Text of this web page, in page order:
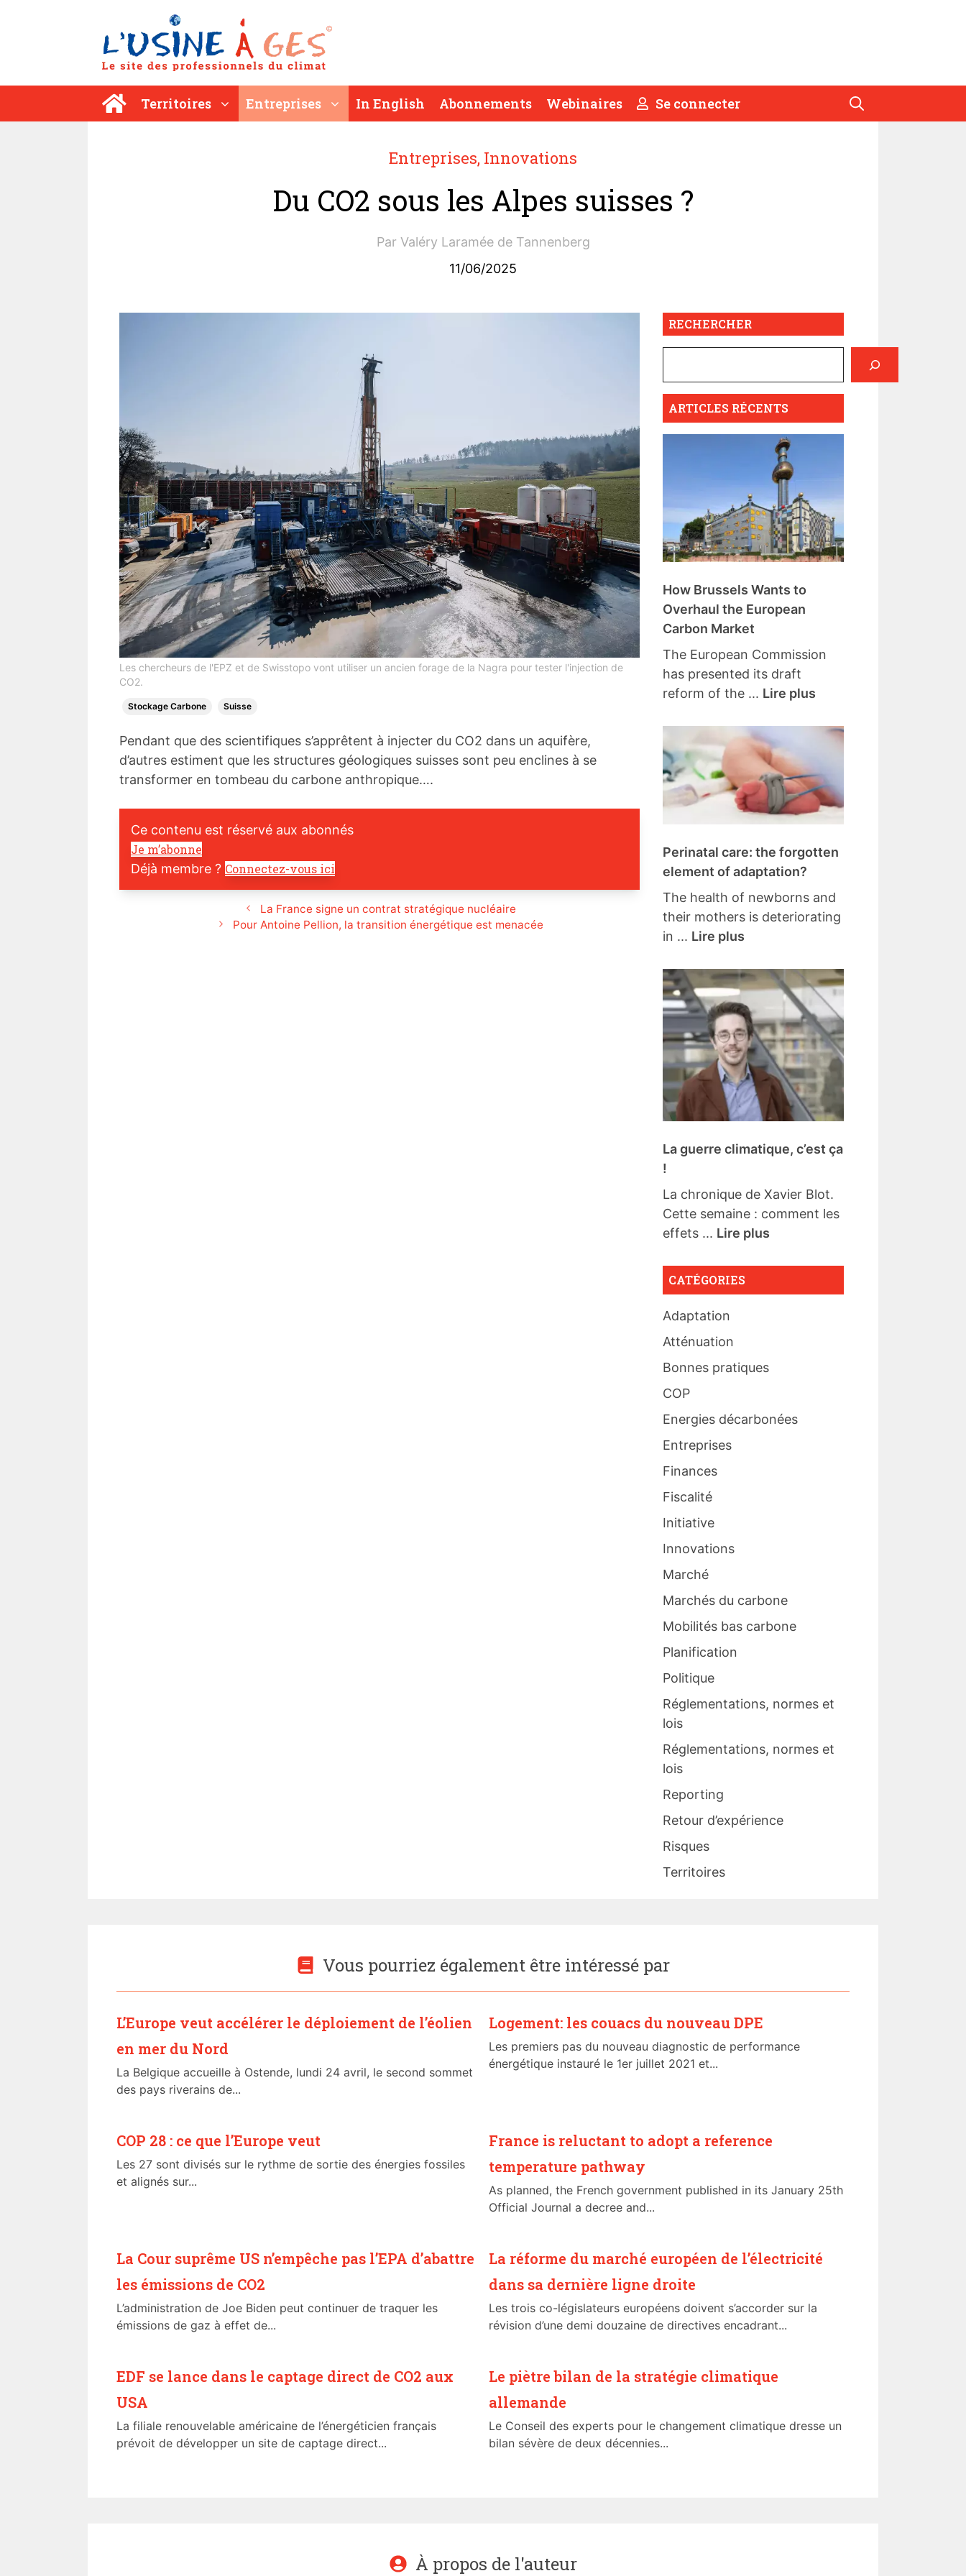
Territoires Entreprises In English Abonnements Webinaires Se connecter
Entreprises, Innovations
Du CO2 sous les Alpes suisses ?
Par Valéry Laramée de Tannenberg
11/06/2025
Les chercheurs de l'EPZ et de Swisstopo vont utiliser un ancien forage de la Nagra pour tester l'injection de
CO2.
Stockage Carbone Suisse
Pendant que des scientifiques s’apprêtent à injecter du CO2 dans un aquifère,
d’autres estiment que les structures géologiques suisses sont peu enclines à se
transformer en tombeau du carbone anthropique….
Ce contenu est réservé aux abonnés
Je m’abonne
Déjà membre ? Connectez-vous ici
La France signe un contrat stratégique nucléaire
Pour Antoine Pellion, la transition énergétique est menacée
RECHERCHER
ARTICLES RÉCENTS
How Brussels Wants to
Overhaul the European
Carbon Market
The European Commission
has presented its draft
reform of the ... Lire plus
Perinatal care: the forgotten
element of adaptation?
The health of newborns and
their mothers is deteriorating
in ... Lire plus
La guerre climatique, c’est ça
!
La chronique de Xavier Blot.
Cette semaine : comment les
effets ... Lire plus
CATÉGORIES
Adaptation
Atténuation
Bonnes pratiques
COP
Energies décarbonées
Entreprises
Finances
Fiscalité
Initiative
Innovations
Marché
Marchés du carbone
Mobilités bas carbone
Planification
Politique
Réglementations, normes et
lois
Réglementations, normes et
lois
Reporting
Retour d’expérience
Risques
Territoires
Vous pourriez également être intéressé par
L’Europe veut accélérer le déploiement de l’éolien
en mer du Nord
La Belgique accueille à Ostende, lundi 24 avril, le second sommet
des pays riverains de...
Logement: les couacs du nouveau DPE
Les premiers pas du nouveau diagnostic de performance
énergétique instauré le 1er juillet 2021 et...
COP 28 : ce que l’Europe veut
Les 27 sont divisés sur le rythme de sortie des énergies fossiles
et alignés sur...
France is reluctant to adopt a reference
temperature pathway
As planned, the French government published in its January 25th
Official Journal a decree and...
La Cour suprême US n’empêche pas l’EPA d’abattre
les émissions de CO2
L’administration de Joe Biden peut continuer de traquer les
émissions de gaz à effet de...
La réforme du marché européen de l’électricité
dans sa dernière ligne droite
Les trois co-législateurs européens doivent s’accorder sur la
révision d’une demi douzaine de directives encadrant...
EDF se lance dans le captage direct de CO2 aux
USA
La filiale renouvelable américaine de l’énergéticien français
prévoit de développer un site de captage direct...
Le piètre bilan de la stratégie climatique
allemande
Le Conseil des experts pour le changement climatique dresse un
bilan sévère de deux décennies...
À propos de l'auteur